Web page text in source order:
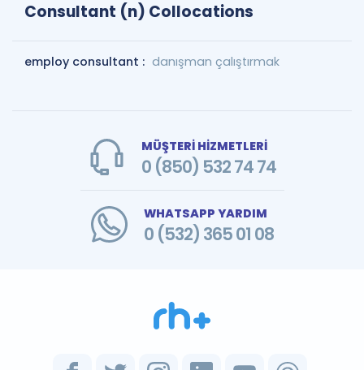
Consultant (n) Collocations
employ consultant : danışman çalıştırmak
MÜŞTERİ HİZMETLERİ
0 (850) 532 74 74
WHATSAPP YARDIM
0 (532) 365 01 08